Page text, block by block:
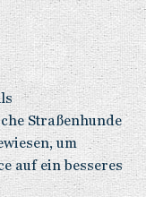
Straßenhunde
um
auf ein besseres